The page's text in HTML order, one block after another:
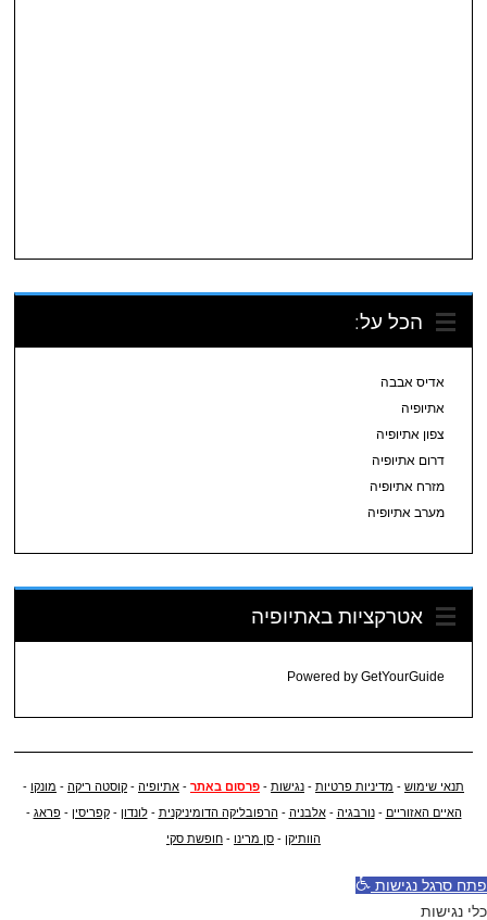
הכל על:
אדיס אבבה
אתיופיה
צפון אתיופיה
דרום אתיופיה
מזרח אתיופיה
מערב אתיופיה
אטרקציות באתיופיה
Powered by GetYourGuide
תנאי שימוש - מדיניות פרטיות - נגישות - פרסום באתר - אתיופיה - קוסטה ריקה - מונקו -
האיים האזוריים -נורבגיה -אלבניה -הרפובליקה הדומיניקנית -לונדון -קפריסין -פראג -
הוותיקן - סן מרינו - חופשת סקי
פתח סרגל נגישות
כלי נגישות